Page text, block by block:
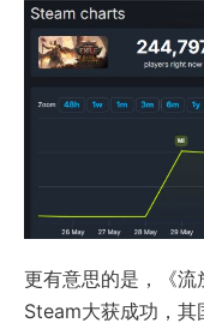
更有意思的是，《
Steam大获成功，